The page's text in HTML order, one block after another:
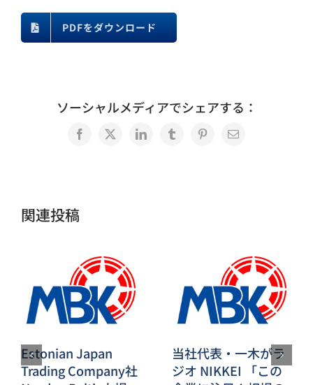
PDFをダウンロード
ソーシャルメディアでシェアする：
Facebook
X LinkedInTumblrPinterest
電
関連投稿
Estonian Japan
Trading Company社
当社代表・一木がラ
ジオ NIKKEI 「この